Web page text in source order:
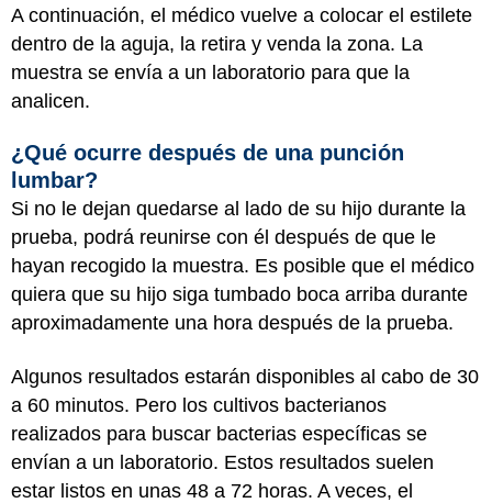
A continuación, el médico vuelve a colocar el estilete
dentro de la aguja, la retira y venda la zona. La
muestra se envía a un laboratorio para que la
analicen.
¿Qué ocurre después de una punción
lumbar?
Si no le dejan quedarse al lado de su hijo durante la
prueba, podrá reunirse con él después de que le
hayan recogido la muestra. Es posible que el médico
quiera que su hijo siga tumbado boca arriba durante
aproximadamente una hora después de la prueba.
Algunos resultados estarán disponibles al cabo de 30
a 60 minutos. Pero los cultivos bacterianos
realizados para buscar bacterias específicas se
envían a un laboratorio. Estos resultados suelen
estar listos en unas 48 a 72 horas. A veces, el